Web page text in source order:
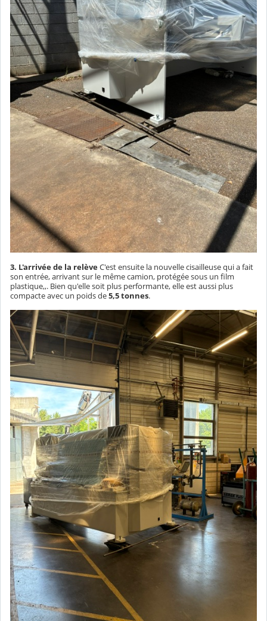
3. L'arrivée de la relèveC'est ensuite la nouvelle cisailleuse qui a fait
son entrée, arrivant sur le même camion, protégée sous un film
plastique,,. Bien qu'elle soit plus performante, elle est aussi plus
compacte avec un poids de5,5 tonnes.